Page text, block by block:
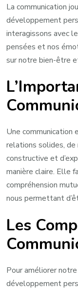
La communication
développement
interagissons avec
pensées et nos
sur notre bien-être
Une communication
relations solides,
constructive et
manière claire. Elle
compréhension
nous permettant
Les
Pour améliorer
développement